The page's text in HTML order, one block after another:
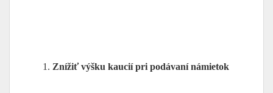
Znížiť výšku kaucií pri podávaní námietok